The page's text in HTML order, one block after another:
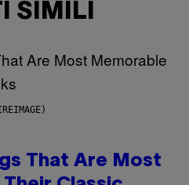
SIMILI
That Are Most